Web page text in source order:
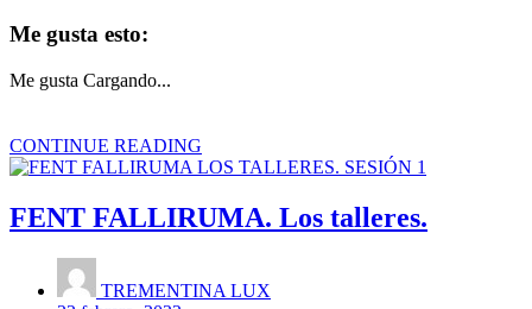
Me gusta esto:
Me gusta Cargando...
CONTINUE READING
FENT FALLIRUMA. Los talleres.
TREMENTINA LUX